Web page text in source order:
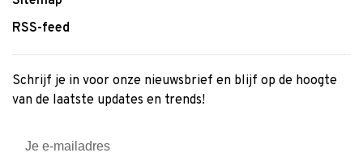
RSS-feed
Schrijf je in voor onze nieuwsbrief en blijf op de hoogte
van de laatste updates en trends!